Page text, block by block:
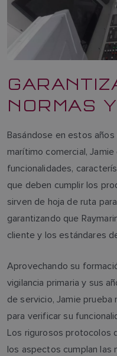
NORMAS
Basándose en estos
marítimo comercial,
funcionalidades,
que deben cumplir los
sirven de hoja de ruta
garantizando que
cliente y los estándares
Aprovechando su
vigilancia primaria y sus
de servicio, Jamie
para verificar su
Los rigurosos protocolos
los aspectos cumplan las